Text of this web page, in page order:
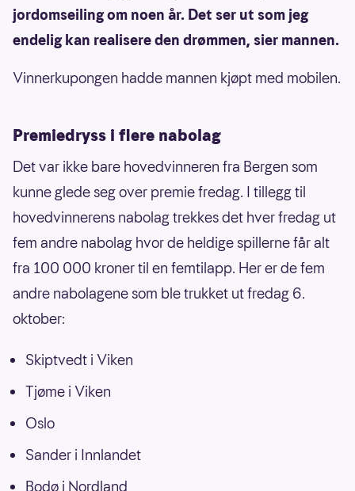
jordomseiling om noen år. Det ser ut som jeg
endelig kan realisere den drømmen, sier mannen.
Vinnerkupongen hadde mannen kjøpt med mobilen.
Premiedryss i flere nabolag
Det var ikke bare hovedvinneren fra Bergen som
kunne glede seg over premie fredag. I tillegg til
hovedvinnerens nabolag trekkes det hver fredag ut
fem andre nabolag hvor de heldige spillerne får alt
fra 100 000 kroner til en femtilapp. Her er de fem
andre nabolagene som ble trukket ut fredag 6.
oktober:
Skiptvedt i Viken
Tjøme i Viken
Oslo
Sander i Innlandet
Bodø i Nordland